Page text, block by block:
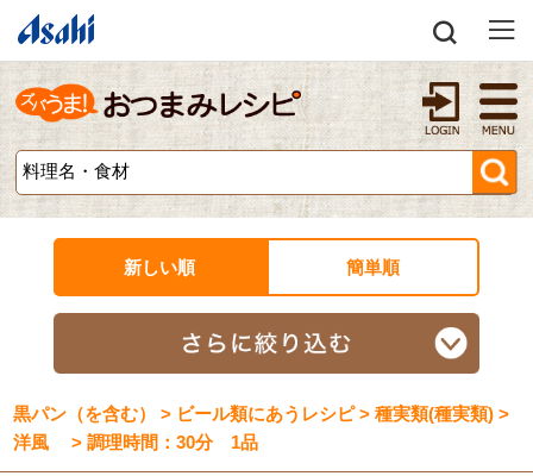
新しい順 簡単順
黒パン（を含む） > ビール類にあうレシピ > 種実類(種実類) >
洋風 > 調理時間：30分 1品